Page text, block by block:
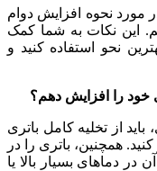
مورد نحوه افزایش دوام
این نکات به شما کمک
نحو استفاده کنید و
از تخلیه کامل باتری
همچنین، باتری را در
دماهای بسیار بالا یا